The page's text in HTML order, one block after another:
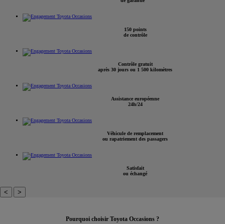
150 points
de contrôle
Contrôle gratuit
après 30 jours ou 1 500 kilomètres
Assistance européenne
24h/24
Véhicule de remplacement
ou rapatriement des passagers
Satisfait
ou échangé
< >
Pourquoi choisir Toyota Occasions ?